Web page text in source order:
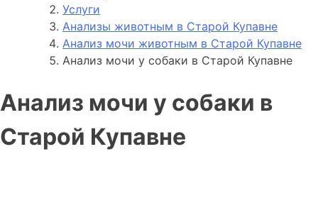
Услуги
Анализы животным в Старой Купавне
Анализ мочи животным в Старой Купавне
Анализ мочи у собаки в Старой Купавне
Анализ мочи у собаки в
Старой Купавне